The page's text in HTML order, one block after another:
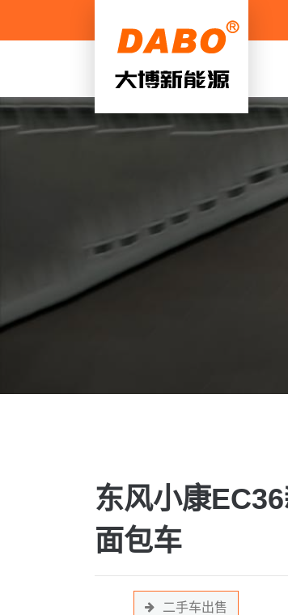
东风小康
面包车
二手车出售